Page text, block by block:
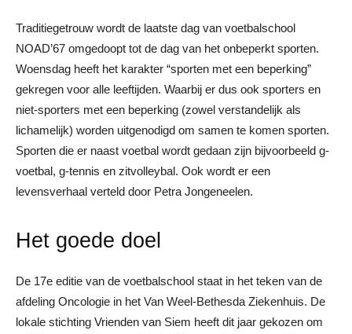
Traditiegetrouw wordt de laatste dag van voetbalschool
NOAD’67 omgedoopt tot de dag van het onbeperkt sporten.
Woensdag heeft het karakter “sporten met een beperking”
gekregen voor alle leeftijden. Waarbij er dus ook sporters en
niet-sporters met een beperking (zowel verstandelijk als
lichamelijk) worden uitgenodigd om samen te komen sporten.
Sporten die er naast voetbal wordt gedaan zijn bijvoorbeeld g-
voetbal, g-tennis en zitvolleybal. Ook wordt er een
levensverhaal verteld door Petra Jongeneelen.
Het goede doel
De 17e editie van de voetbalschool staat in het teken van de
afdeling Oncologie in het Van Weel-Bethesda Ziekenhuis. De
lokale stichting Vrienden van Siem heeft dit jaar gekozen om